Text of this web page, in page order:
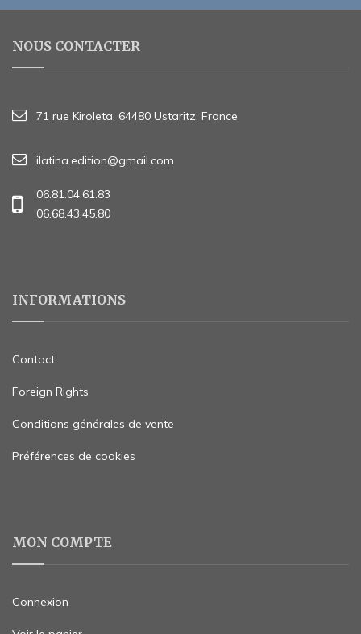
NOUS CONTACTER
71 rue Kiroleta, 64480 Ustaritz, France
ilatina.edition@gmail.com
06.81.04.61.83
06.68.43.45.80
INFORMATIONS
Contact
Foreign Rights
Conditions générales de vente
Préférences de cookies
MON COMPTE
Connexion